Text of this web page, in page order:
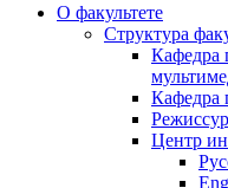
О факультете
Структура
Кафедра
Кафедра
Центр